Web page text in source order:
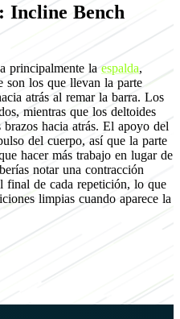
Incline Bench
principalmente la espalda,
son los que llevan la parte
atrás al remar la barra. Los
mientras que los deltoides
hacia atrás. El apoyo del
del cuerpo, así que la parte
hacer más trabajo en lugar de
notar una contracción
final de cada repetición, lo que
limpias cuando aparece la